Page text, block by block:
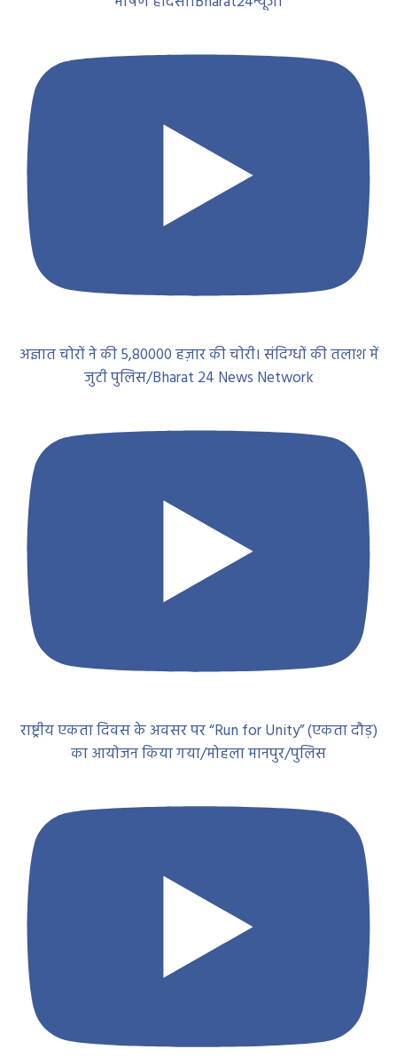
अज्ञात चोरों ने की 5,80000 हज़ार की चोरी। संदिग्धों की तलाश में
जुटी पुलिस/Bharat 24 News Network
राष्ट्रीय एकता दिवस के अवसर पर “Run for Unity” (एकता दौड़)
का आयोजन किया गया/मोहला मानपुर/पुलिस